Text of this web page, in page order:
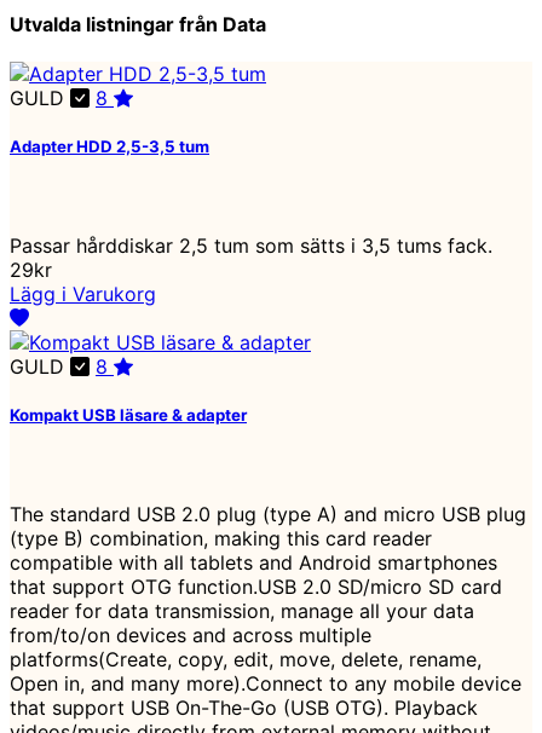
Utvalda listningar från Data
GULD 8
Adapter HDD 2,5-3,5 tum
Passar hårddiskar 2,5 tum som sätts i 3,5 tums fack.
29kr
Lägg i Varukorg
GULD 8
Kompakt USB läsare & adapter
The standard USB 2.0 plug (type A) and micro USB plug
(type B) combination, making this card reader
compatible with all tablets and Android smartphones
that support OTG function.USB 2.0 SD/micro SD card
reader for data transmission, manage all your data
from/to/on devices and across multiple
platforms(Create, copy, edit, move, delete, rename,
Open in, and many more).Connect to any mobile device
that support USB On-The-Go (USB OTG). Playback